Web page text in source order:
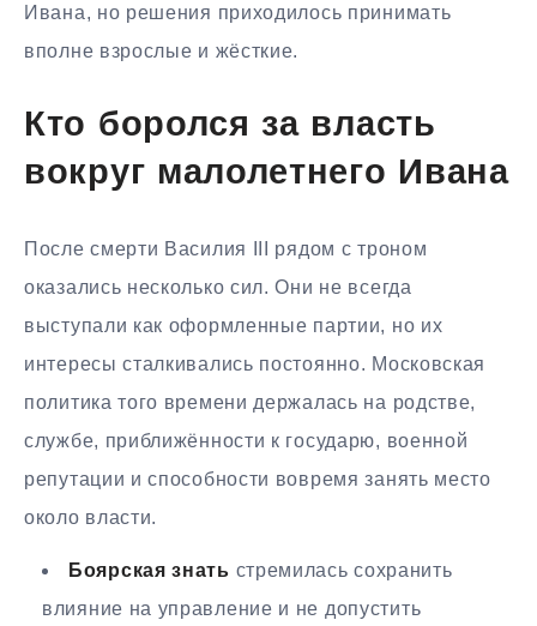
Ивана, но решения приходилось принимать
вполне взрослые и жёсткие.
Кто боролся за власть
вокруг малолетнего Ивана
После смерти Василия III рядом с троном
оказались несколько сил. Они не всегда
выступали как оформленные партии, но их
интересы сталкивались постоянно. Московская
политика того времени держалась на родстве,
службе, приближённости к государю, военной
репутации и способности вовремя занять место
около власти.
Боярская знать стремилась сохранить
влияние на управление и не допустить